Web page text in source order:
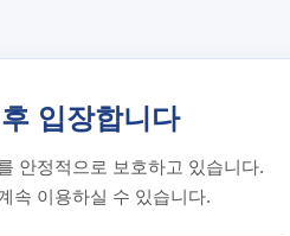
입장합니다
안정적으로 보호하고 있습니다.
속 이용하실 수 있습니다.